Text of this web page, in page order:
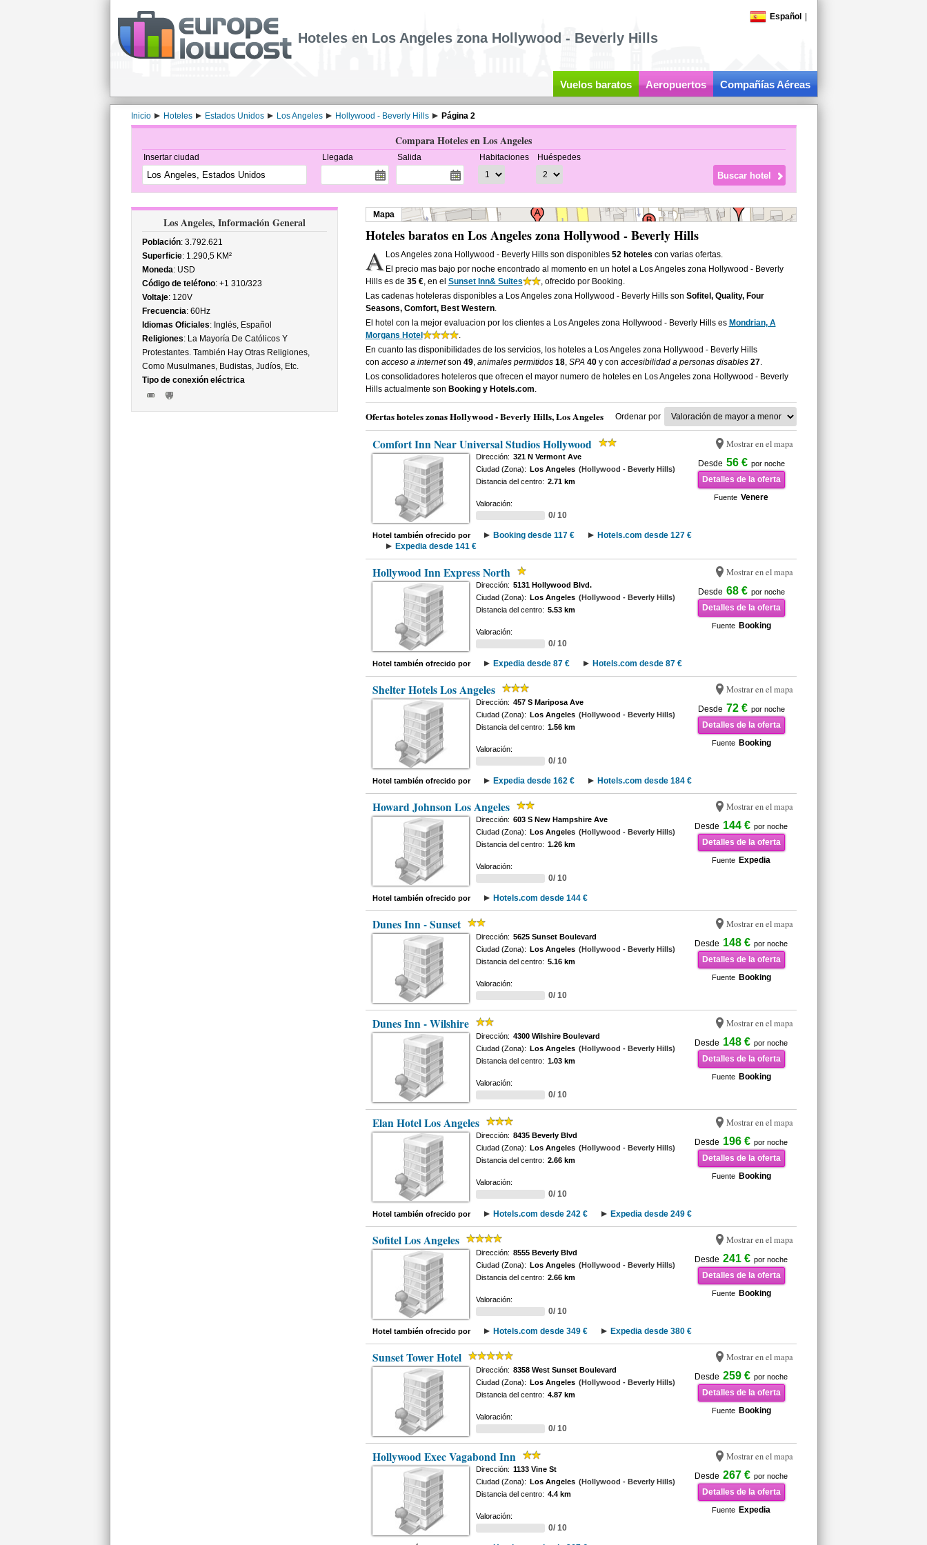
Español
Hoteles en Los Angeles zona Hollywood - Beverly Hills
Vuelos baratos Aeropuertos Compañías Aéreas
Inicio Hoteles Estados Unidos Los Angeles Hollywood - Beverly Hills Página 2
Compara Hoteles en Los Angeles
Insertar ciudad Llegada Salida Habitaciones Huéspedes
Los Angeles, Información General
Población: 3.792.621
Superficie: 1.290,5 KM²
Moneda: USD
Código de teléfono: +1 310/323
Voltaje: 120V
Frecuencia: 60Hz
Idiomas Oficiales: Inglés, Español
Religiones: La Mayoría De Católicos Y
Protestantes. También Hay Otras Religiones,
Como Musulmanes, Budistas, Judíos, Etc.
Tipo de conexión eléctrica
Mapa
Hoteles baratos en Los Angeles zona Hollywood - Beverly Hills
A Los Angeles zona Hollywood - Beverly Hills son disponibles52 hoteles con varias ofertas.
El precio mas bajo por noche encontrado al momento en un hotel a Los Angeles zona Hollywood - Beverly
Hills es de 35 €, en el Sunset Inn& Suites
, ofrecido por Booking.
Las cadenas hoteleras disponibles a Los Angeles zona Hollywood - Beverly Hills son Sofitel, Quality, Four
Seasons, Comfort, Best Western.
El hotel con la mejor evaluacion por los clientes a Los Angeles zona Hollywood - Beverly Hills es Mondrian, A
Morgans Hotel
.
En cuanto las disponibilidades de los servicios, los hoteles a Los Angeles zona Hollywood - Beverly Hills
con acceso a internetson 49, animales permitidos 18, SPA 40y con accesibilidad a personas disables 27.
Los consolidadores hoteleros que ofrecen el mayor numero de hoteles en Los Angeles zona Hollywood - Beverly
Hills actualmente son Booking y Hotels.com.
Ofertas hoteles zonas Hollywood - Beverly Hills, Los Angeles Ordenar por
Comfort Inn Near Universal Studios Hollywood Mostrar en el mapa
Desde 56 € por noche
Detalles de la oferta
Fuente Venere
Dirección: 321 N Vermont Ave
Ciudad (Zona): Los Angeles (Hollywood - Beverly Hills)
Distancia del centro: 2.71 km
Valoración:
0/ 10
Hotel también ofrecido por Booking desde 117 €
Hotels.com desde 127 €
Expedia desde 141 €
Hollywood Inn Express North Mostrar en el mapa
Desde 68 € por noche
Detalles de la oferta
Fuente Booking
Dirección: 5131 Hollywood Blvd.
Ciudad (Zona): Los Angeles (Hollywood - Beverly Hills)
Distancia del centro: 5.53 km
Valoración:
0/ 10
Hotel también ofrecido por Expedia desde 87 € Hotels.com desde 87 €
Shelter Hotels Los Angeles Mostrar en el mapa
Desde 72 € por noche
Detalles de la oferta
Fuente Booking
Dirección: 457 S Mariposa Ave
Ciudad (Zona): Los Angeles (Hollywood - Beverly Hills)
Distancia del centro: 1.56 km
Valoración:
0/ 10
Hotel también ofrecido por Expedia desde 162 € Hotels.com desde 184 €
Howard Johnson Los Angeles Mostrar en el mapa
Desde 144 € por noche
Detalles de la oferta
Fuente Expedia
Dirección: 603 S New Hampshire Ave
Ciudad (Zona): Los Angeles (Hollywood - Beverly Hills)
Distancia del centro: 1.26 km
Valoración:
0/ 10
Hotel también ofrecido por Hotels.com desde 144 €
Dunes Inn - Sunset Mostrar en el mapa
Desde 148 € por noche
Detalles de la oferta
Fuente Booking
Dirección: 5625 Sunset Boulevard
Ciudad (Zona): Los Angeles (Hollywood - Beverly Hills)
Distancia del centro: 5.16 km
Valoración:
0/ 10
Dunes Inn - Wilshire Mostrar en el mapa
Desde 148 € por noche
Detalles de la oferta
Fuente Booking
Dirección: 4300 Wilshire Boulevard
Ciudad (Zona): Los Angeles (Hollywood - Beverly Hills)
Distancia del centro: 1.03 km
Valoración:
0/ 10
Elan Hotel Los Angeles Mostrar en el mapa
Desde 196 € por noche
Detalles de la oferta
Fuente Booking
Dirección: 8435 Beverly Blvd
Ciudad (Zona): Los Angeles (Hollywood - Beverly Hills)
Distancia del centro: 2.66 km
Valoración:
0/ 10
Hotel también ofrecido por Hotels.com desde 242 € Expedia desde 249 €
Sofitel Los Angeles Mostrar en el mapa
Desde 241 € por noche
Detalles de la oferta
Fuente Booking
Dirección: 8555 Beverly Blvd
Ciudad (Zona): Los Angeles (Hollywood - Beverly Hills)
Distancia del centro: 2.66 km
Valoración:
0/ 10
Hotel también ofrecido por Hotels.com desde 349 € Expedia desde 380 €
Sunset Tower Hotel Mostrar en el mapa
Desde 259 € por noche
Detalles de la oferta
Fuente Booking
Dirección: 8358 West Sunset Boulevard
Ciudad (Zona): Los Angeles (Hollywood - Beverly Hills)
Distancia del centro: 4.87 km
Valoración:
0/ 10
Hollywood Exec Vagabond Inn Mostrar en el mapa
Desde 267 € por noche
Detalles de la oferta
Fuente Expedia
Dirección: 1133 Vine St
Ciudad (Zona): Los Angeles (Hollywood - Beverly Hills)
Distancia del centro: 4.4 km
Valoración:
0/ 10